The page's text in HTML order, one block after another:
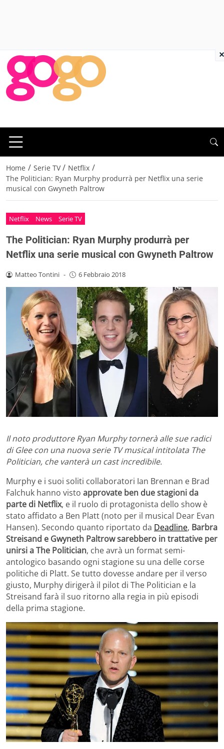
Home / Serie TV / Netflix /
The Politician: Ryan Murphy produrrà per Netflix una serie
musical con Gwyneth Paltrow
Netflix News Serie TV
The Politician: Ryan Murphy produrrà per
Netflix una serie musical con Gwyneth Paltrow
Matteo Tontini - 6 Febbraio 2018
Il noto produttore Ryan Murphy tornerà alle sue radici
di Glee con una nuova serie TV musical intitolata The
Politician, che vanterà un cast incredibile.
Murphy e i suoi soliti collaboratori Ian Brennan e Brad
Falchuk hanno visto approvate ben due stagioni da
parte di Netflix, e il ruolo di protagonista dello show è
stato affidato a Ben Platt (noto per il musical Dear Evan
Hansen). Secondo quanto riportato da Deadline, Barbra
Streisand e Gwyneth Paltrow sarebbero in trattative per
unirsi a The Politician, che avrà un format semi-
antologico basando ogni stagione su una delle corse
politiche di Platt. Se tutto dovesse andare per il verso
giusto, Murphy dirigerà il pilot di The Politician e la
Streisand farà il suo ritorno alla regia in più episodi
della prima stagione.
×